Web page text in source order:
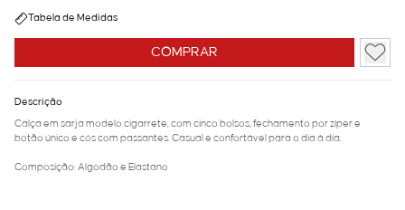
COMPRAR
Tabela de Medidas
Descrição
Calça em sarja modelo cigarrete, com cinco bolsos, fechamento por zíper e
botão único e cós com passantes. Casual e confortável para o dia à dia.
Composição: Algodão e Elastano